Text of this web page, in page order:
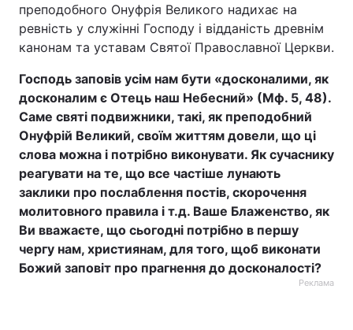
преподобного Онуфрія Великого надихає на
ревність у служінні Господу і відданість древнім
канонам та уставам Святої Православної Церкви.
Господь заповів усім нам бути «досконалими, як
досконалим є Отець наш Небесний» (Мф. 5, 48).
Саме святі подвижники, такі, як преподобний
Онуфрій Великий, своїм життям довели, що ці
слова можна і потрібно виконувати. Як сучаснику
реагувати на те, що все частіше лунають
заклики про послаблення постів, скорочення
молитовного правила і т.д. Ваше Блаженство, як
Ви вважаєте, що сьогодні потрібно в першу
чергу нам, християнам, для того, щоб виконати
Божий заповіт про прагнення до досконалості?
Реклама